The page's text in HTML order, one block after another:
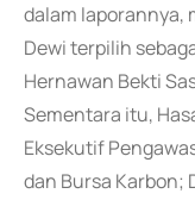
dalam laporannya,
Dewi terpilih
Hernawan Bekti
Sementara itu,
Eksekutif
dan Bursa Karbon;